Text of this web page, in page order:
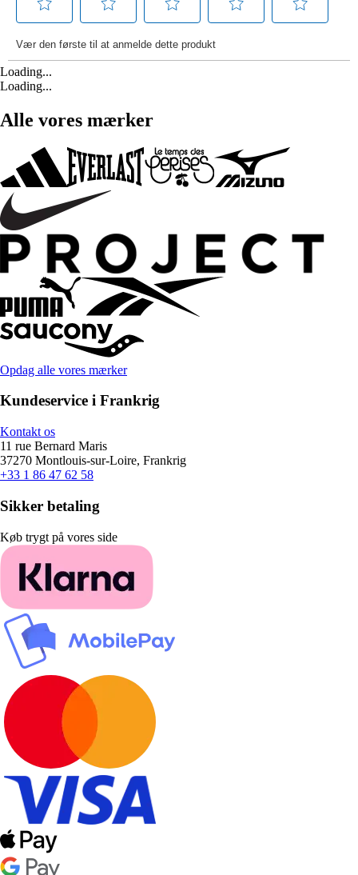
Loading...
Loading...
Alle vores mærker
Opdag alle vores mærker
Kundeservice i Frankrig
Kontakt os
11 rue Bernard Maris
37270 Montlouis-sur-Loire, Frankrig
+33 1 86 47 62 58
Sikker betaling
Køb trygt på vores side